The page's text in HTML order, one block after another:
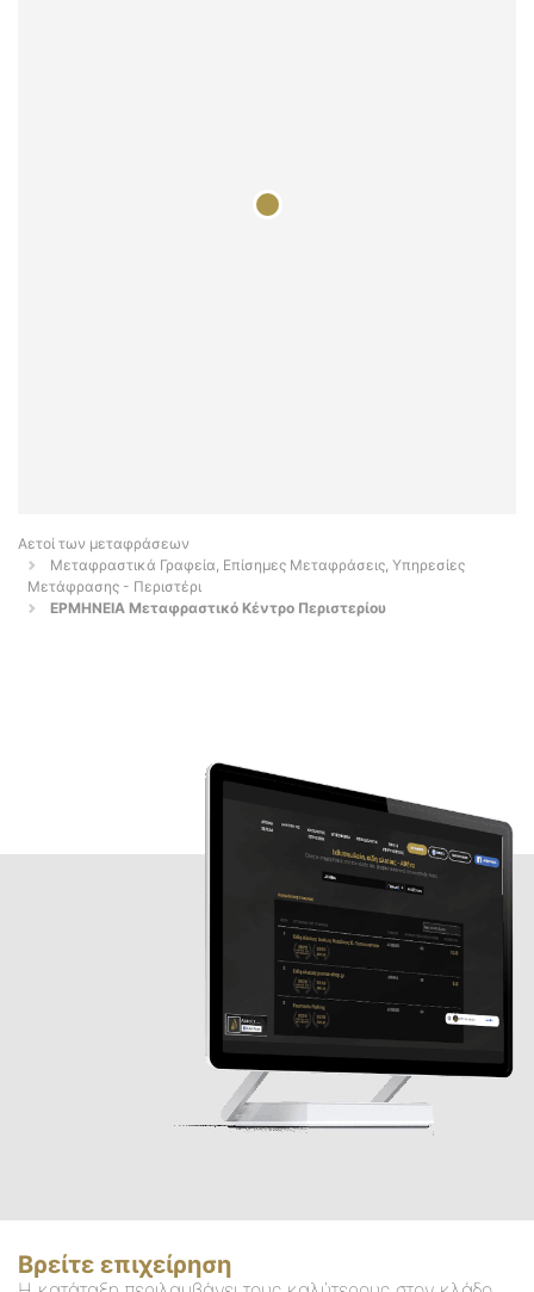
Αετοί των μεταφράσεων
Μεταφραστικά Γραφεία, Επίσημες Μεταφράσεις, Υπηρεσίες
Μετάφρασης - Περιστέρι
ΕΡΜΗΝΕΙΑ Μεταφραστικό Κέντρο Περιστερίου
Βρείτε επιχείρηση